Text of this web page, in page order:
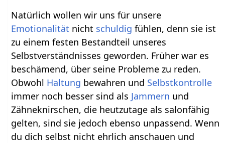
Natürlich wollen wir uns für unsere
Emotionalität nicht schuldig fühlen, denn sie ist
zu einem festen Bestandteil unseres
Selbstverständnisses geworden. Früher war es
beschämend, über seine Probleme zu reden.
Obwohl Haltung bewahren und Selbstkontrolle
immer noch besser sind als Jammern und
Zähneknirschen, die heutzutage als salonfähig
gelten, sind sie jedoch ebenso unpassend. Wenn
du dich selbst nicht ehrlich anschauen und